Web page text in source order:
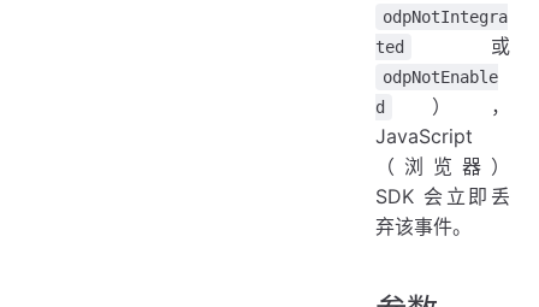
odpNotIntegra
ted
或
odpNotEnable
d
），
JavaScript
（浏览器）
SDK 会立即丢
弃该事件。